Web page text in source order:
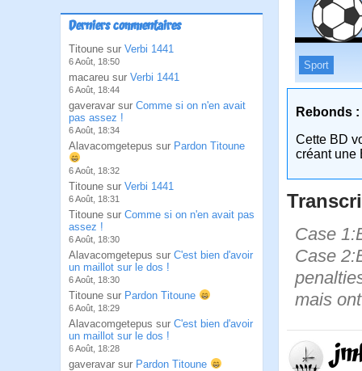
Derniers commentaires
Titoune sur Verbi 1441
6 Août, 18:50
macareu sur Verbi 1441
6 Août, 18:44
gaveravar sur Comme si on n'en avait
pas assez !
6 Août, 18:34
Alavacomgetepus sur Pardon Titoune
6 Août, 18:32
Titoune sur Verbi 1441
6 Août, 18:31
Titoune sur Comme si on n'en avait pas
assez !
6 Août, 18:30
Alavacomgetepus sur C'est bien d'avoir
un maillot sur le dos !
6 Août, 18:30
Titoune sur Pardon Titoune
6 Août, 18:29
Alavacomgetepus sur C'est bien d'avoir
un maillot sur le dos !
6 Août, 18:28
gaveravar sur Pardon Titoune
Sport
Rebonds :
Cette BD
créant une
Case
Case
mais